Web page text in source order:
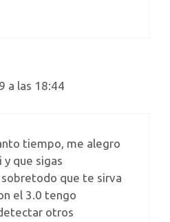
a las 18:44
tiempo, me alegro
que sigas
sobretodo que te sirva
el 3.0 tengo
otros